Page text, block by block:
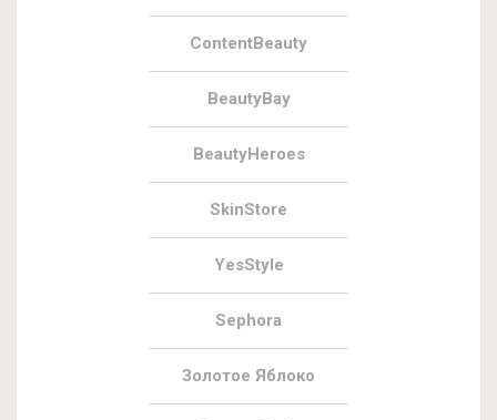
ContentBeauty
BeautyBay
BeautyHeroes
SkinStore
YesStyle
Sephora
Золотое Яблоко